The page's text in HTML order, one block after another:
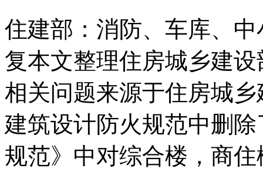
住建部：消防、车库、
复本文整理住房城乡建
相关问题来源于住房城
建筑设计防火规范中删
规范》中对综合楼，商